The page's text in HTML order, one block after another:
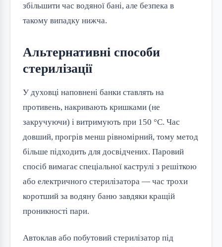
збільшити час водяної бані, але безпека в
такому випадку нижча.
Альтернативні способи
стерилізації
У духовці наповнені банки ставлять на
противень, накривають кришками (не
закручуючи) і витримують при 150 °C. Час
довший, прогрів менш рівномірний, тому метод
більше підходить для досвідчених. Паровий
спосіб вимагає спеціальної каструлі з решіткою
або електричного стерилізатора — час трохи
коротший за водяну баню завдяки кращій
проникності пари.
Автоклав або побутовий стерилізатор під